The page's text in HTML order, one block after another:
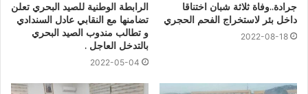
جرادة..وفاة ثلاثة شبان اختناقا
داخل بئر لاستخراج الفحم الحجري
2022-08-18
الرابطة الوطنية للصيد البحري تعلن
تضامنها مع النقابي عادل السندادي
و تطالب مندوب الصيد البحري
بالتدخل العاجل .
2022-05-04